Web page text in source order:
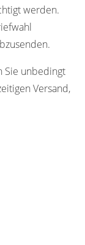
werden.
Sie unbedingt
Versand,